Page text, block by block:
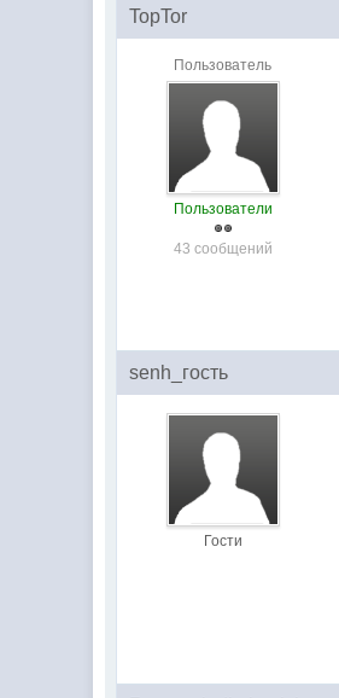
TopTor
Пользователь
Пользователи
43 сообщений
senh_гость
Гости